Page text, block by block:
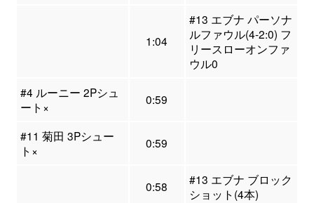
1:04
#13 エブナ パーソナ
ルファウル(4-2:0) フ
リースローオンファ
ウル0
#4 ルーニー 2Pシュ
ート×
0:59
#11 菊田 3Pシュー
ト×
0:59
0:58
#13 エブナ ブロック
ショット(4本)